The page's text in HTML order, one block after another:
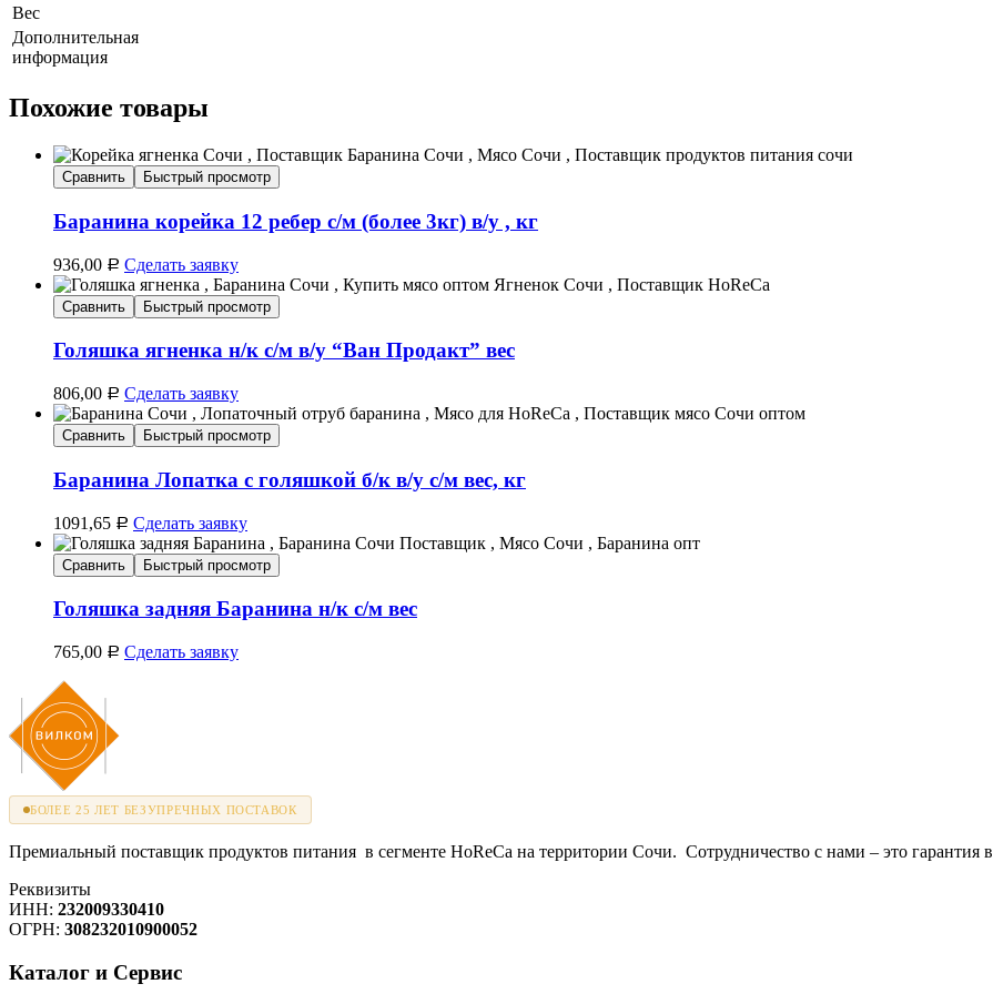
Вес
Дополнительная
информация
Похожие товары
Сравнить Быстрый просмотр
Баранина корейка 12 ребер с/м (более 3кг) в/у , кг
936,00 Р Сделать заявку
Сравнить Быстрый просмотр
Голяшка ягненка н/к с/м в/у “Ван Продакт” вес
806,00 Р Сделать заявку
Сравнить Быстрый просмотр
Баранина Лопатка с голяшкой б/к в/у с/м вес, кг
1091,65 Р Сделать заявку
Сравнить Быстрый просмотр
Голяшка задняя Баранина н/к с/м вес
765,00 Р Сделать заявку
БОЛЕЕ 25 ЛЕТ БЕЗУПРЕЧНЫХ ПОСТАВОК
Премиальный поставщик продуктов питания в сегменте HoReCa на территории Сочи. Сотрудничество с нами – это гарантия
Реквизиты
ИНН: 232009330410
ОГРН: 308232010900052
Каталог и Сервис